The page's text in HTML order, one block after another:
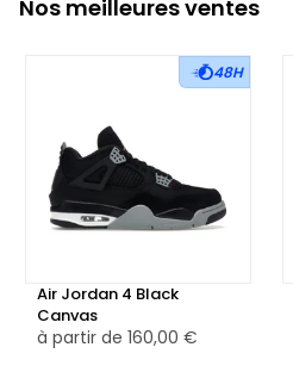
Nos meilleures ventes
48H
Air Jordan 4 Black
Canvas
à partir de 160,00 €